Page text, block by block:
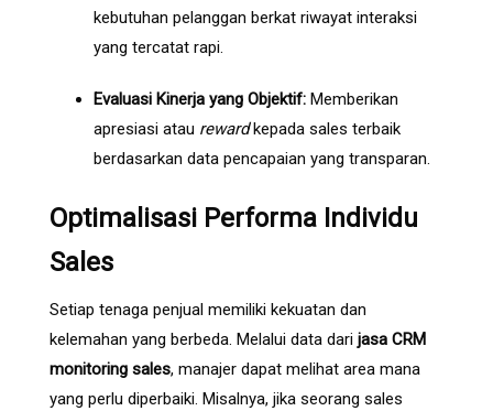
kebutuhan pelanggan berkat riwayat interaksi
yang tercatat rapi.
Evaluasi Kinerja yang Objektif: Memberikan
apresiasi atau rewardkepada sales terbaik
berdasarkan data pencapaian yang transparan.
Optimalisasi Performa Individu
Sales
Setiap tenaga penjual memiliki kekuatan dan
kelemahan yang berbeda. Melalui data dari jasa CRM
monitoring sales, manajer dapat melihat area mana
yang perlu diperbaiki. Misalnya, jika seorang sales